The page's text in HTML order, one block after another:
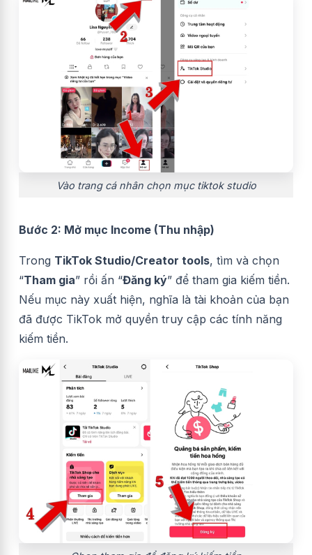
Vào trang cá nhân chọn mục tiktok studio
Bước 2: Mở mục Income (Thu nhập)
Trong TikTok Studio/Creator tools, tìm và chọn
“Tham gia” rồi ấn “Đăng ký” để tham gia kiếm tiền.
Nếu mục này xuất hiện, nghĩa là tài khoản của bạn
đã được TikTok mở quyền truy cập các tính năng
kiếm tiền.